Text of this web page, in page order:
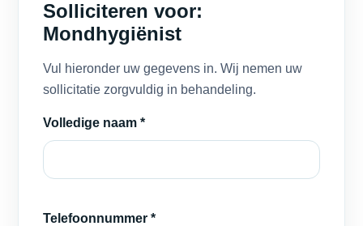
Solliciteren voor:
Mondhygiënist
Vul hieronder uw gegevens in. Wij nemen uw
sollicitatie zorgvuldig in behandeling.
Volledige naam *
Telefoonnummer *